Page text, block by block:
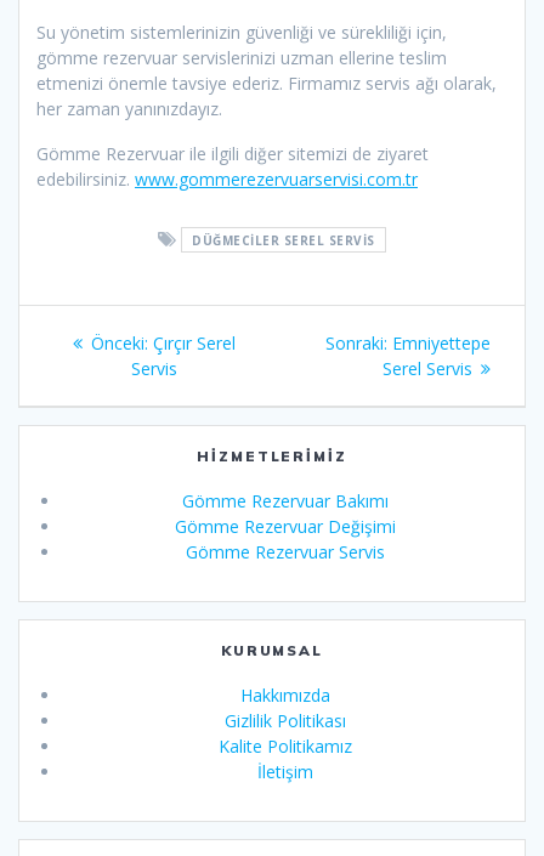
Su yönetim sistemlerinizin güvenliği ve sürekliliği için,
gömme rezervuar servislerinizi uzman ellerine teslim
etmenizi önemle tavsiye ederiz. Firmamız servis ağı olarak,
her zaman yanınızdayız.
Gömme Rezervuar ile ilgili diğer sitemizi de ziyaret
edebilirsiniz. www.gommerezervuarservisi.com.tr
DÜĞMECILER SEREL SERVIS
Yazı
gezinmesi
Önceki: Önceki
yazı:
Çırçır Serel
Servis
Sonraki: Sonraki
yazı:
Emniyettepe
Serel Servis
HIZMETLERIMIZ
Gömme Rezervuar Bakımı
Gömme Rezervuar Değişimi
Gömme Rezervuar Servis
KURUMSAL
Hakkımızda
Gizlilik Politikası
Kalite Politikamız
İletişim